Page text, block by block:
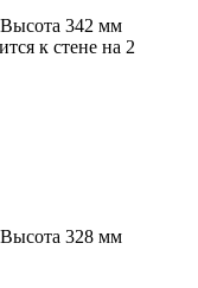
342 мм
к стене на 2
328 мм